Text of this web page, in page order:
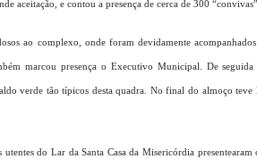
aceitação, e contou a presença de cerca de 300 “convivas”.
ao complexo, onde foram devidamente acompanhados
marcou presença o Executivo Municipal. De seguida
verde tão típicos desta quadra. No final do almoço
do Lar da Santa Casa da Misericórdia presentearam